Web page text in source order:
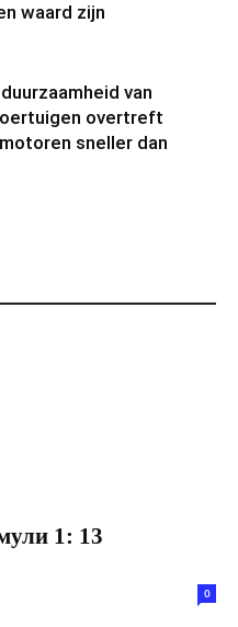
waard zijn
van
overtreft
sneller dan
1: 13
0